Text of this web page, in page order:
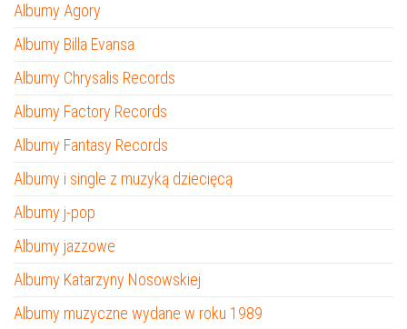
Albumy Agory
Albumy Billa Evansa
Albumy Chrysalis Records
Albumy Factory Records
Albumy Fantasy Records
Albumy i single z muzyką dziecięcą
Albumy j-pop
Albumy jazzowe
Albumy Katarzyny Nosowskiej
Albumy muzyczne wydane w roku 1989